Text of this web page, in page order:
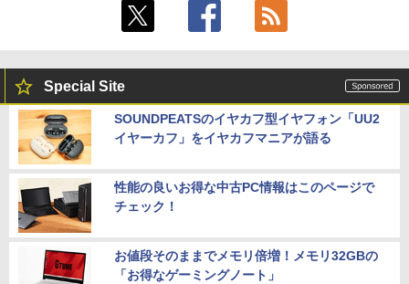
Special Site
SOUNDPEATSのイヤカフ型イヤフォン「UU2
イヤーカフ」をイヤカフマニアが語る
性能の良いお得な中古PC情報はこのページで
チェック！
お値段そのままでメモリ倍増！メモリ32GBの
「お得なゲーミングノート」